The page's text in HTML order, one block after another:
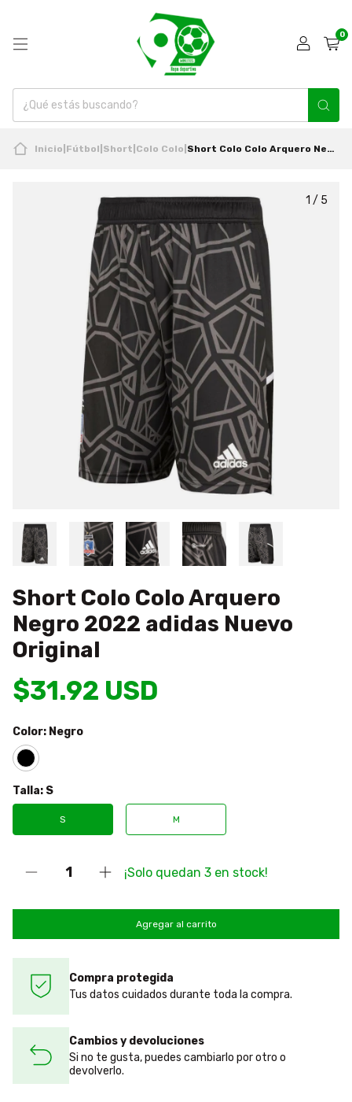
0
Inicio Fútbol Short Colo Colo Short Colo Colo Arquero Negro 2022 adidas Nuevo Original
1 / 5
Short Colo Colo Arquero
Negro 2022 adidas Nuevo
Original
$31.92 USD
Color: Negro
Talla: S
S M
¡Solo quedan 3 en stock!
Compra protegida
Tus datos cuidados durante toda la compra.
Cambios y devoluciones
Si no te gusta, puedes cambiarlo por otro o
devolverlo.